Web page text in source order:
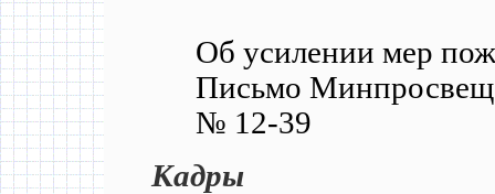
Об усилении мер
Письмо
№ 12-39
Кадры